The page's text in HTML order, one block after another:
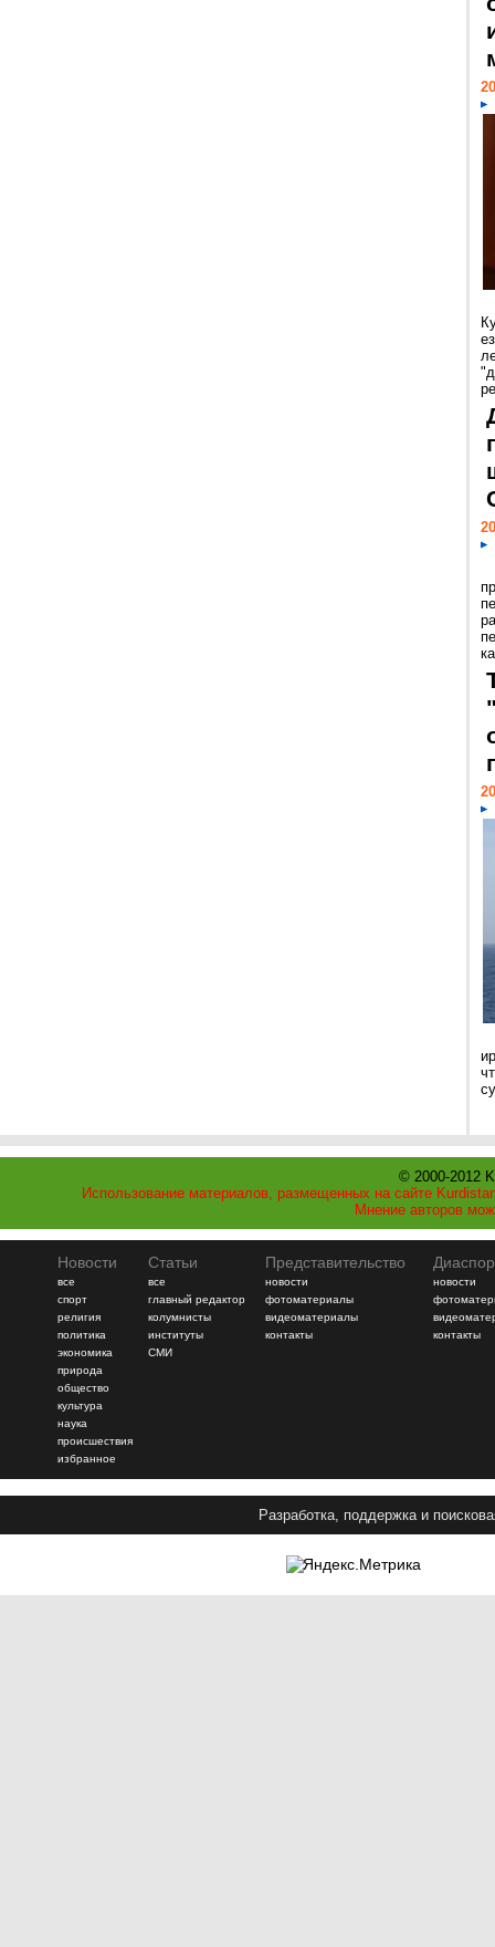
© 2000-2012
Использование материалов, размещенных на сайте
Мнение авторов
Новости
все
спорт
религия
политика
экономика
природа
общество
культура
наука
происшествия
избранное
Статьи
все
главный редактор
колумнисты
институты
СМИ
Представительство
новости
фотоматериалы
видеоматериалы
контакты
новости
контакты
Разработка, поддержка и